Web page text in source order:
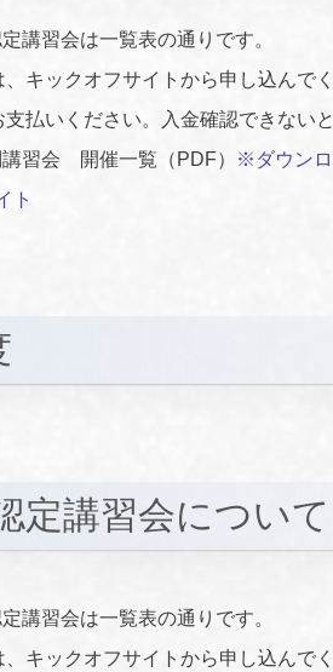
講習会は一覧表の通りです。
キックオフサイトから申し込んでく
払いください。入金確認できない
習会 開催一覧（PDF）
※ダウン
ト
定講習会について
講習会は一覧表の通りです。
キックオフサイトから申し込んでく